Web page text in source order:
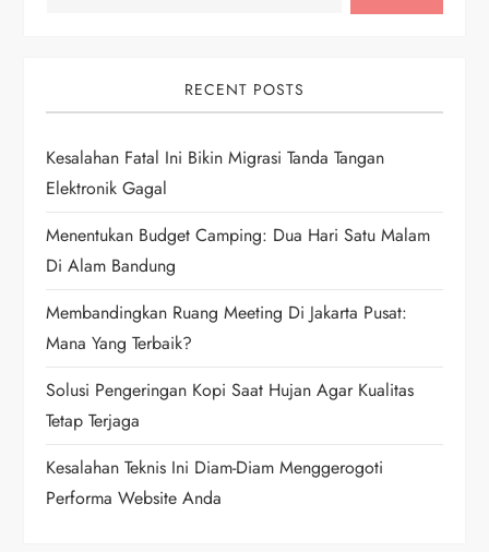
i
g
a
t
i
o
n
RECENT POSTS
Kesalahan Fatal Ini Bikin Migrasi Tanda Tangan
Elektronik Gagal
Menentukan Budget Camping: Dua Hari Satu Malam
Di Alam Bandung
Membandingkan Ruang Meeting Di Jakarta Pusat:
Mana Yang Terbaik?
Solusi Pengeringan Kopi Saat Hujan Agar Kualitas
Tetap Terjaga
Kesalahan Teknis Ini Diam-Diam Menggerogoti
Performa Website Anda